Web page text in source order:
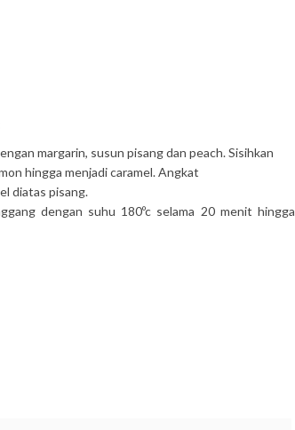
margarin, susun pisang dan peach. Sisihkan
hingga menjadi caramel. Angkat
diatas pisang.
dengan suhu 180ºc selama 20 menit hingga